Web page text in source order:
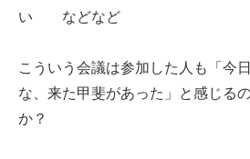
い などなど
こういう会議は参加した人も「今
な、来た甲斐があった」と感じる
か？